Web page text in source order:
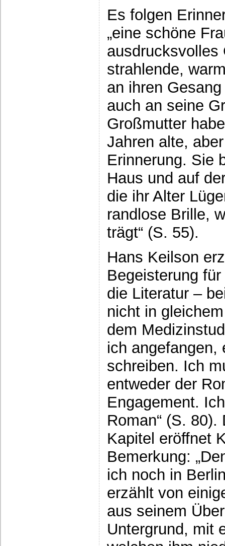
Es folgen
„eine schöne
ausdrucksvolles
strahlende,
an ihren
auch an seine
Großmutter
Jahren alte,
Erinnerung. Sie
Haus und auf
die ihr Alter
randlose Brille,
trägt“ (S. 55).
Hans Keilson
Begeisterung
die Literatur –
nicht in
dem
ich angefangen,
schreiben. Ich
entweder der
Engagement.
Roman“ (S.
Kapitel eröffnet
Bemerkung:
ich noch in
erzählt von
aus seinem
Untergrund, mit